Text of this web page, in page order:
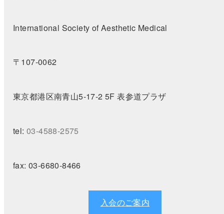
International Society of Aesthetic Medical
〒107-0062
東京都港区南青山5-17-2 5F 表参道プラザ
tel: 03-4588-2575
fax: 03-6680-8466
入会のご案内